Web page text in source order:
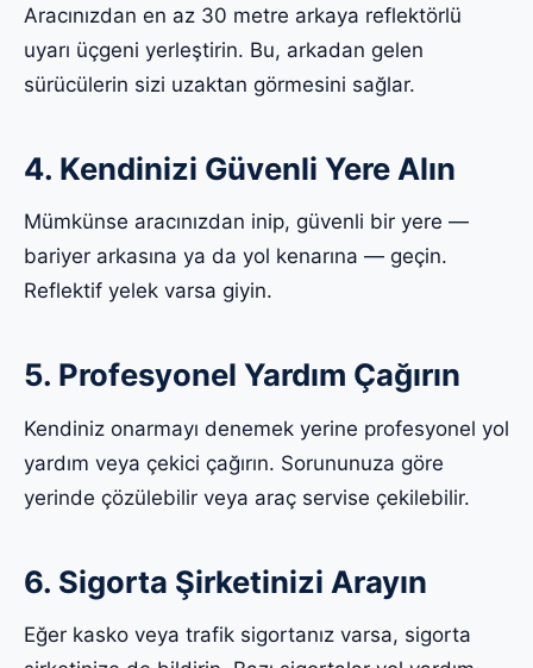
Aracınızdan en az 30 metre arkaya reflektörlü
uyarı üçgeni yerleştirin. Bu, arkadan gelen
sürücülerin sizi uzaktan görmesini sağlar.
4. Kendinizi Güvenli Yere Alın
Mümkünse aracınızdan inip, güvenli bir yere —
bariyer arkasına ya da yol kenarına — geçin.
Reflektif yelek varsa giyin.
5. Profesyonel Yardım Çağırın
Kendiniz onarmayı denemek yerine profesyonel yol
yardım veya çekici çağırın. Sorununuza göre
yerinde çözülebilir veya araç servise çekilebilir.
6. Sigorta Şirketinizi Arayın
Eğer kasko veya trafik sigortanız varsa, sigorta